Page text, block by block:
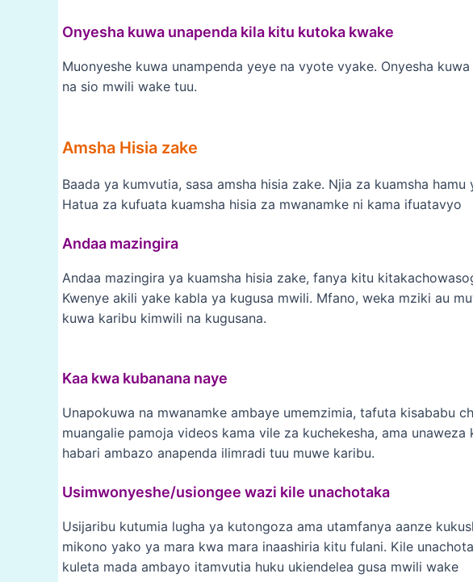
Onyesha kuwa unapenda kila kitu kutoka kwake
Muonyeshe kuwa unampenda yeye na vyote vyake. Onyesha
na sio mwili wake tuu.
Amsha Hisia zake
Baada ya kumvutia, sasa amsha hisia zake. Njia za kuamsha
Hatua za kufuata kuamsha hisia za mwanamke ni kama ifuatavyo
Andaa mazingira
Andaa mazingira ya kuamsha hisia zake, fanya kitu
Kwenye akili yake kabla ya kugusa mwili. Mfano, weka mziki au
kuwa karibu kimwili na kugusana.
Kaa kwa kubanana naye
Unapokuwa na mwanamke ambaye umemzimia, tafuta kisababu
muangalie pamoja videos kama vile za kuchekesha, ama
habari ambazo anapenda ilimradi tuu muwe karibu.
Usimwonyeshe/usiongee wazi kile unachotaka
Usijaribu kutumia lugha ya kutongoza ama utamfanya aanze
mikono yako ya mara kwa mara inaashiria kitu fulani. Kile
kuleta mada ambayo itamvutia huku ukiendelea gusa mwili wake